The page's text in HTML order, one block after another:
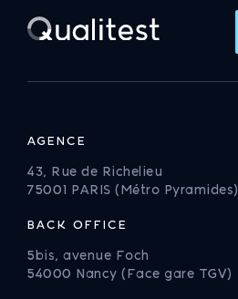
AGENCE
43, Rue de Richelieu
75001 PARIS (Métro Pyramides)
BACK OFFICE
5bis, avenue Foch
54000 Nancy (Face gare TGV)